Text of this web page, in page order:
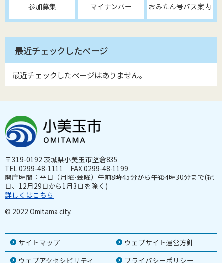
参加募集 マイナンバー おみたん号バス案内
最近チェックしたページ
最近チェックしたページはありません。
サイトマップ
ウェブサイト運営方針
ウェブアクセシビリティ
プライバシーポリシー
〒319-0192 茨城県小美玉市堅倉835
TEL 0299-48-1111 FAX 0299-48-1199
開庁時間：平日（月曜-金曜）午前8時45分から午後4時30分まで(祝
日、12月29日から1月3日を除く)
詳しくはこちら
© 2022 Omitama city.